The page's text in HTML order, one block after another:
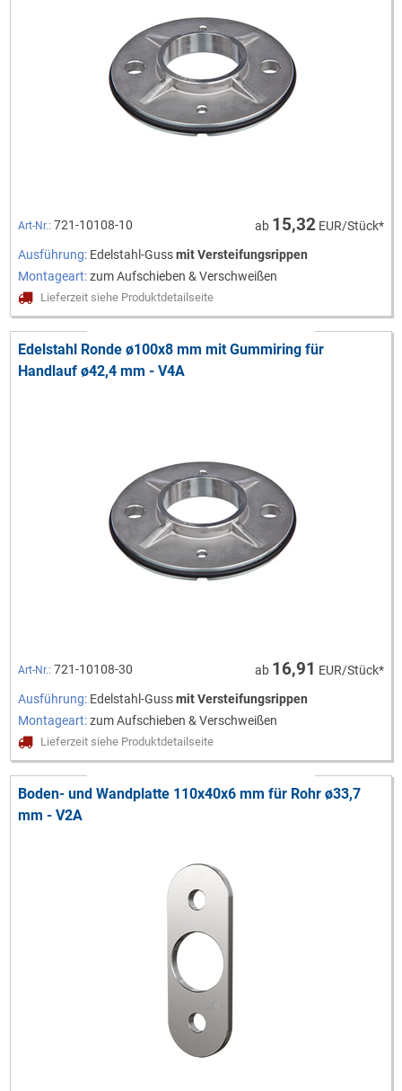
Art-Nr.: 721-10108-10 ab 15,32EUR/Stück*
Ausführung: Edelstahl-Gussmit Versteifungsrippen
Montageart:zum Aufschieben & Verschweißen
Lieferzeit siehe Produktdetailseite
Edelstahl Ronde ø100x8 mm mit Gummiring für
Handlauf ø42,4 mm - V4A
Art-Nr.: 721-10108-30 ab 16,91 EUR/Stück*
Ausführung: Edelstahl-Gussmit Versteifungsrippen
Montageart:zum Aufschieben & Verschweißen
Lieferzeit siehe Produktdetailseite
Boden- und Wandplatte 110x40x6 mm für Rohr ø33,7
mm - V2A